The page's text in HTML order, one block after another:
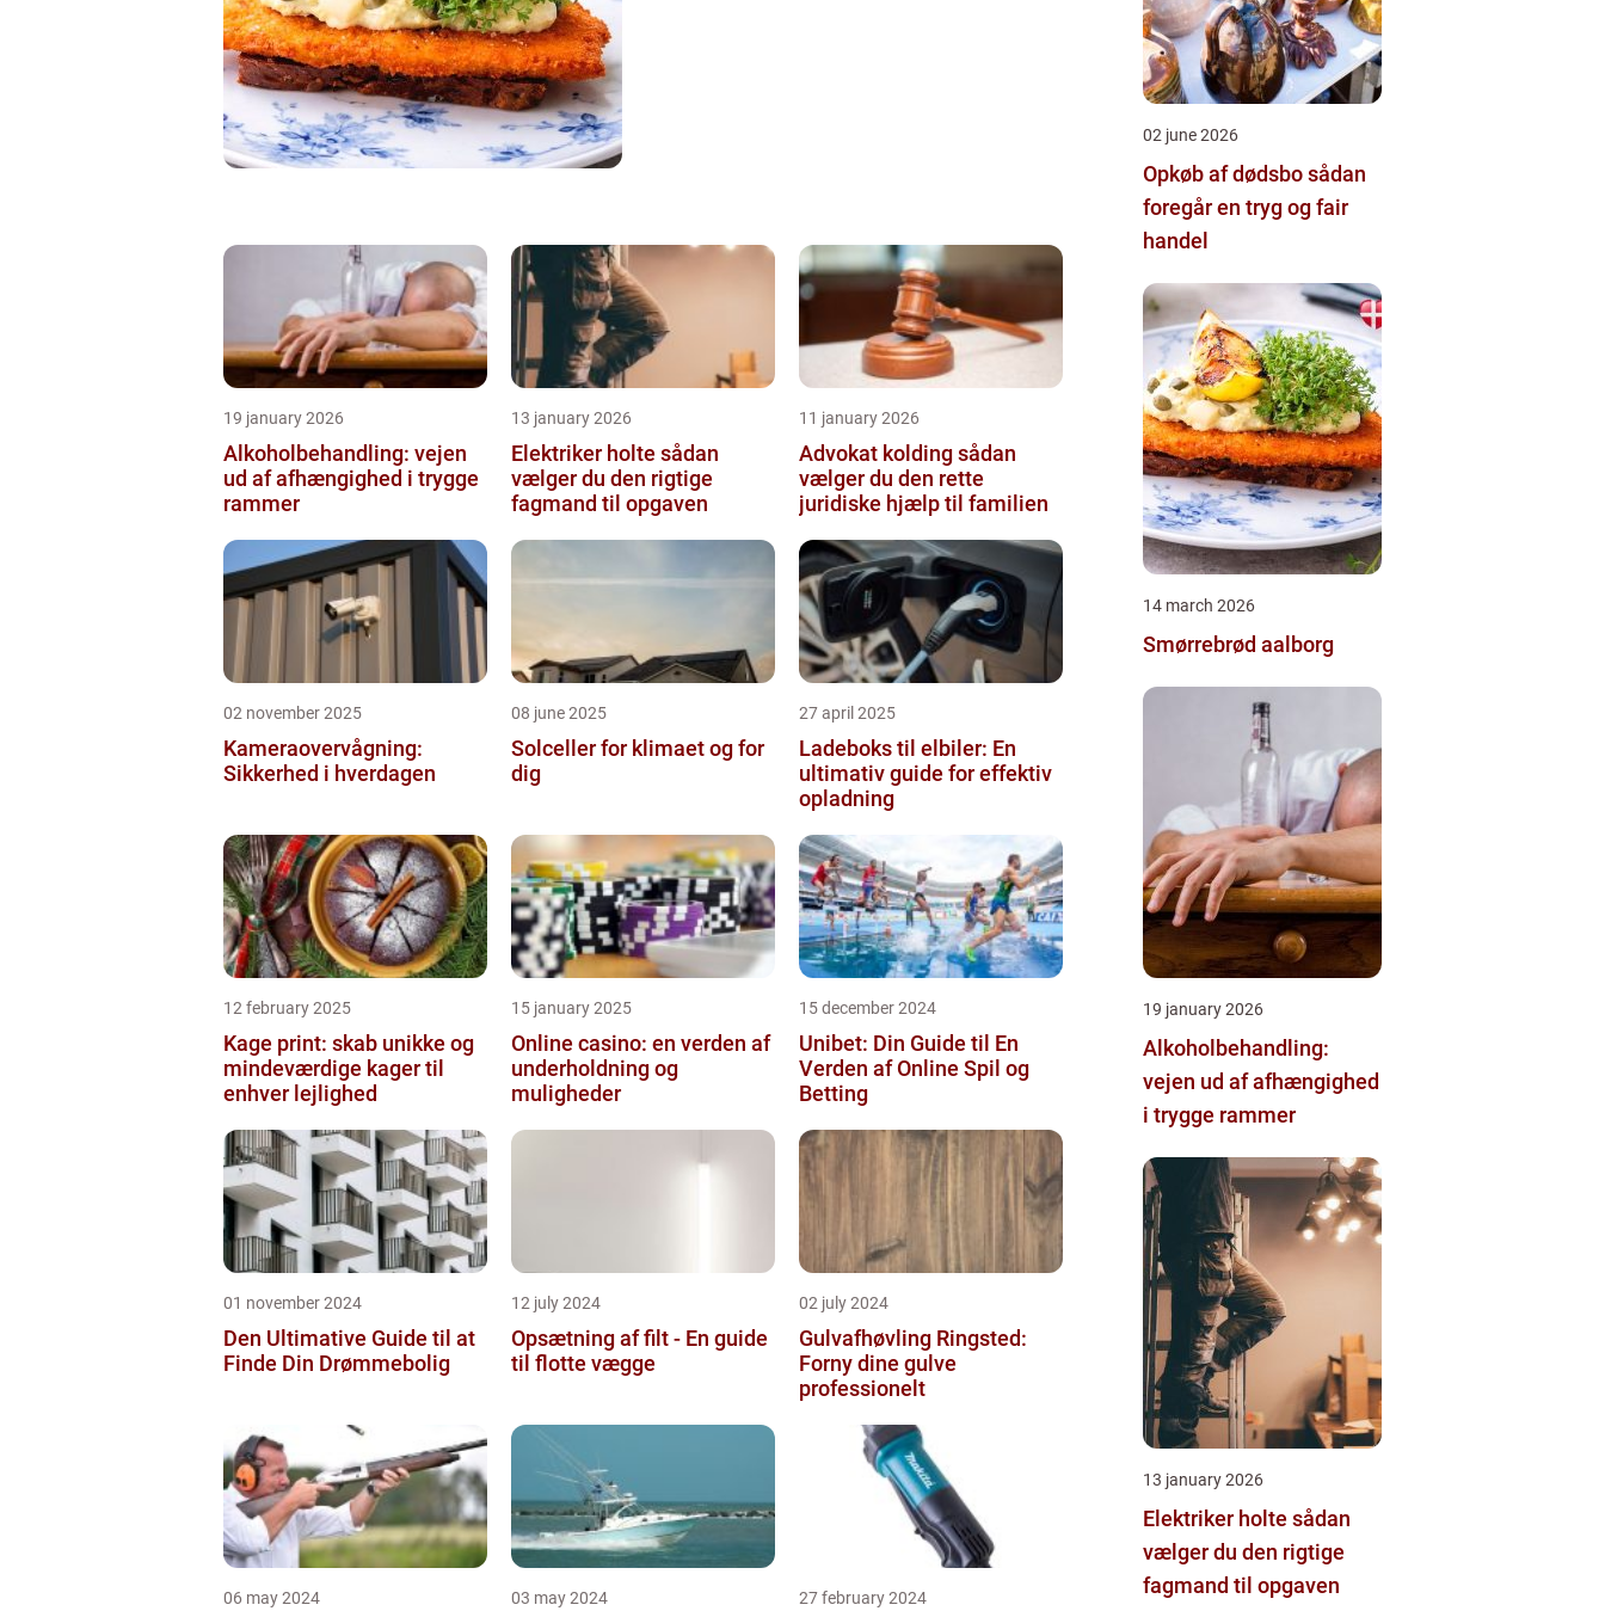
19 january 2026
Alkoholbehandling: vejen
ud af afhængighed i trygge
rammer
13 january 2026
Elektriker holte sådan
vælger du den rigtige
fagmand til opgaven
11 january 2026
Advokat kolding sådan
vælger du den rette
juridiske hjælp til familien
02 november 2025
Kameraovervågning:
Sikkerhed i hverdagen
08 june 2025
Solceller for klimaet og for
dig
27 april 2025
Ladeboks til elbiler: En
ultimativ guide for effektiv
opladning
12 february 2025
Kage print: skab unikke og
mindeværdige kager til
enhver lejlighed
15 january 2025
Online casino: en verden af
underholdning og
muligheder
15 december 2024
Unibet: Din Guide til En
Verden af Online Spil og
Betting
01 november 2024
Den Ultimative Guide til at
Finde Din Drømmebolig
12 july 2024
Opsætning af filt - En guide
til flotte vægge
02 july 2024
Gulvafhøvling Ringsted:
Forny dine gulve
professionelt
06 may 2024 03 may 2024 27 february 2024
02 june 2026
Opkøb af dødsbo sådan
foregår en tryg og fair
handel
14 march 2026
Smørrebrød aalborg
19 january 2026
Alkoholbehandling:
vejen ud af afhængighed
i trygge rammer
13 january 2026
Elektriker holte sådan
vælger du den rigtige
fagmand til opgaven